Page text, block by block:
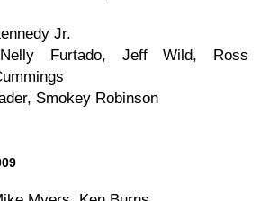
Jr.
Furtado, Jeff Wild, Ross
Smokey Robinson